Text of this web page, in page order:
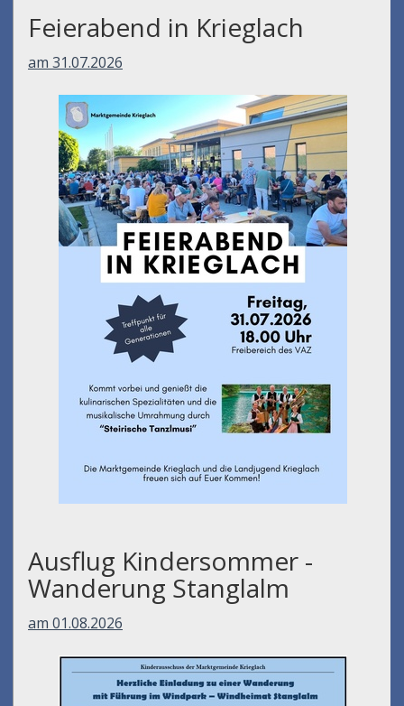
Feierabend in Krieglach
am 31.07.2026
Ausflug Kindersommer -
Wanderung Stanglalm
am 01.08.2026